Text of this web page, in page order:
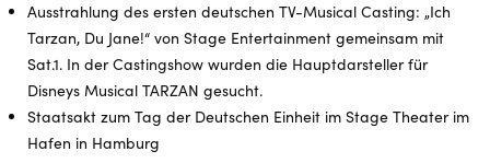
Ausstrahlung des ersten deutschen TV-Musical Casting: „Ich
Tarzan, Du Jane!“ von Stage Entertainment gemeinsam mit
Sat.1. In der Castingshow wurden die Hauptdarsteller für
Disneys Musical TARZAN gesucht.
Staatsakt zum Tag der Deutschen Einheit im Stage Theater im
Hafen in Hamburg